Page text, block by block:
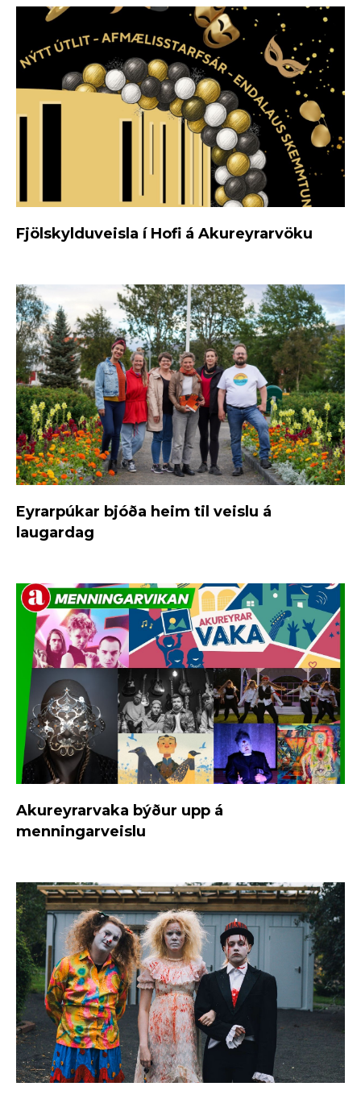
Fjölskylduveisla í Hofi á Akureyrarvöku
Eyrarpúkar bjóða heim til veislu á
laugardag
Akureyrarvaka býður upp á
menningarveislu